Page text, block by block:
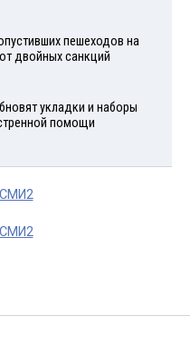
пешеходов на
двойных санкций
укладки и наборы
помощи